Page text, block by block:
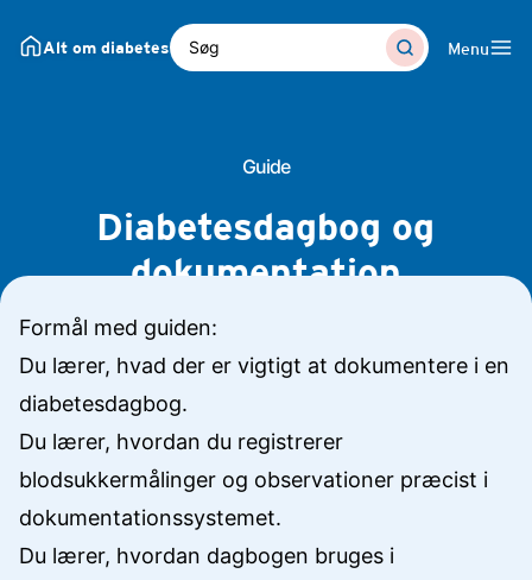
Alt om diabetes Søg Menu
Guide
Diabetesdagbog og
dokumentation
Formål med guiden:
Du lærer, hvad der er vigtigt at dokumentere i en
diabetesdagbog.
Du lærer, hvordan du registrerer
blodsukkermålinger og observationer præcist i
dokumentationssystemet.
Du lærer, hvordan dagbogen bruges i